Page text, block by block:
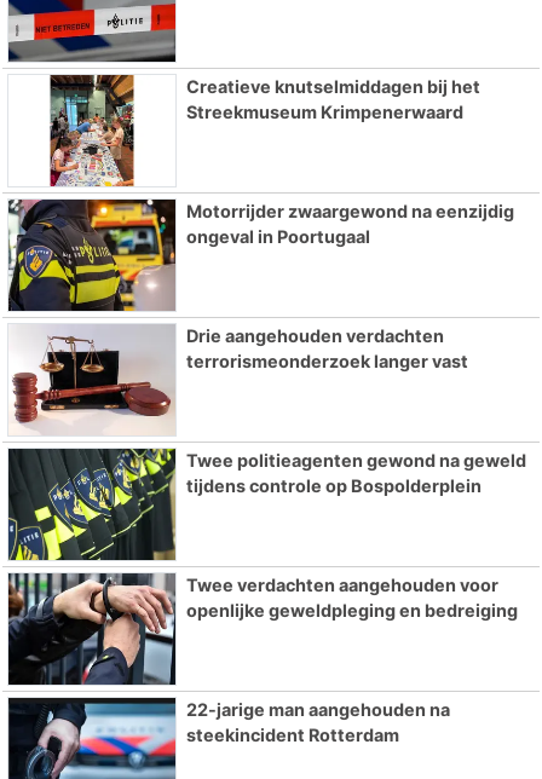
Creatieve knutselmiddagen bij het
Streekmuseum Krimpenerwaard
Motorrijder zwaargewond na eenzijdig
ongeval in Poortugaal
Drie aangehouden verdachten
terrorismeonderzoek langer vast
Twee politieagenten gewond na geweld
tijdens controle op Bospolderplein
Twee verdachten aangehouden voor
openlijke geweldpleging en bedreiging
22-jarige man aangehouden na
steekincident Rotterdam